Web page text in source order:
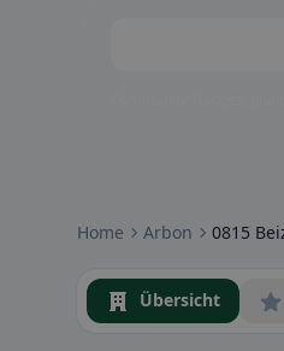
Home Arbon 0815
Übersicht